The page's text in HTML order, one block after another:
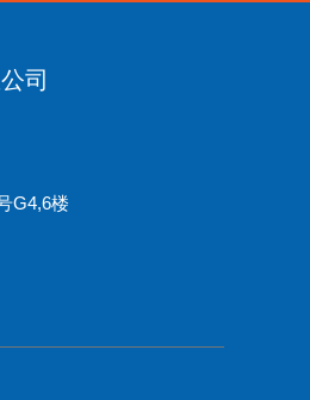
司
G4,6楼